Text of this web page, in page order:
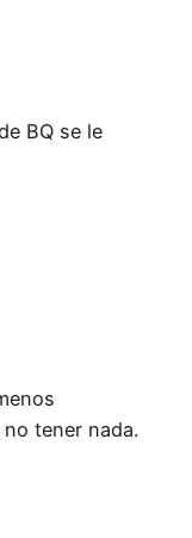
BQ se le
tener nada.